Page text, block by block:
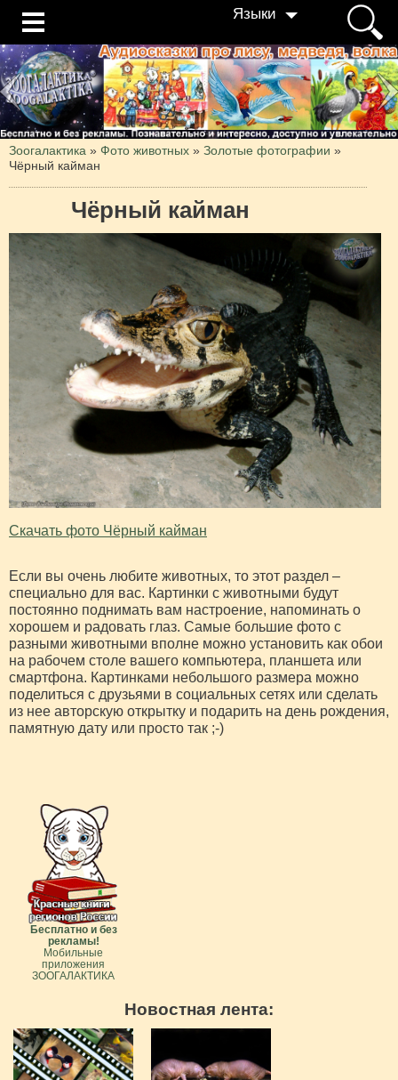
Языки
Зоогалактика » Фото животных » Золотые фотографии »
Чёрный кайман
Чёрный кайман
Скачать фото Чёрный кайман
Если вы очень любите животных, то этот раздел –
специально для вас. Картинки с животными будут
постоянно поднимать вам настроение, напоминать о
хорошем и радовать глаз. Самые большие фото с
разными животными вполне можно установить как обои
на рабочем столе вашего компьютера, планшета или
смартфона. Картинками небольшого размера можно
поделиться с друзьями в социальных сетях или сделать
из нее авторскую открытку и подарить на день рождения,
памятную дату или просто так ;-)
Бесплатно и без
рекламы!
Мобильные
приложения
ЗООГАЛАКТИКА
Новостная лента: